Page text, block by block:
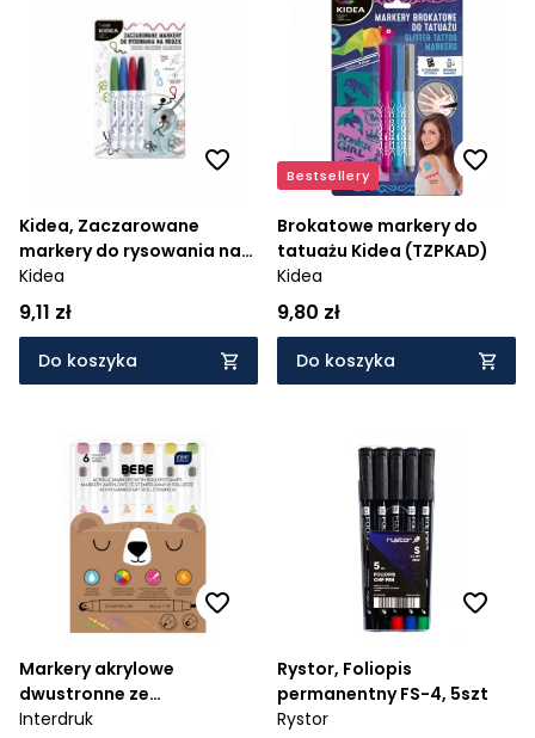
Kidea, Zaczarowane
markery do rysowania na
wodzie
Kidea
9,11 zł
Do koszyka
Bestsellery
Brokatowe markery do
tatuażu Kidea (TZPKAD)
Kidea
9,80 zł
Do koszyka
Markery akrylowe
dwustronne ze
stempelkami w rollerze
Interdruk
Rystor, Foliopis
permanentny FS-4, 5szt
Rystor